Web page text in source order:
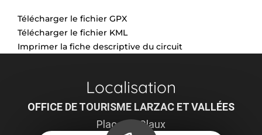
Télécharger le fichier GPX
Télécharger le fichier KML
Imprimer la fiche descriptive du circuit
Localisation
OFFICE DE TOURISME LARZAC ET VALLÉES
Place du Claux